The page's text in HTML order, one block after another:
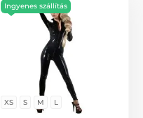
Ingyenes szállítás
XS S M L